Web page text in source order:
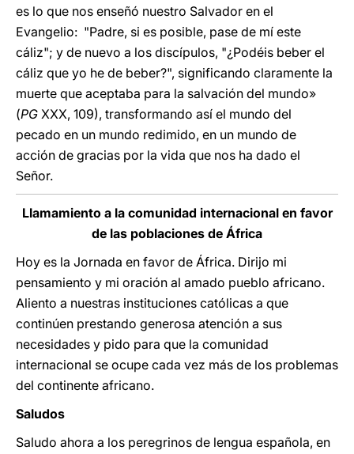
es lo que nos enseñó nuestro Salvador en el
Evangelio: "Padre, si es posible, pase de mí este
cáliz"; y de nuevo a los discípulos, "¿Podéis beber el
cáliz que yo he de beber?", significando claramente la
muerte que aceptaba para la salvación del mundo»
(PG XXX, 109), transformando así el mundo del
pecado en un mundo redimido, en un mundo de
acción de gracias por la vida que nos ha dado el
Señor.
Llamamiento a la comunidad internacional en favor
de las poblaciones de África
Hoy es la Jornada en favor de África. Dirijo mi
pensamiento y mi oración al amado pueblo africano.
Aliento a nuestras instituciones católicas a que
continúen prestando generosa atención a sus
necesidades y pido para que la comunidad
internacional se ocupe cada vez más de los problemas
del continente africano.
Saludos
Saludo ahora a los peregrinos de lengua española, en